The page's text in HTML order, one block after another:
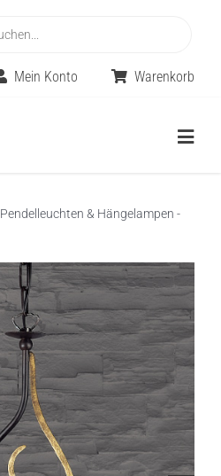
Mein Konto Warenkorb
Pendelleuchten & Hängelampen -